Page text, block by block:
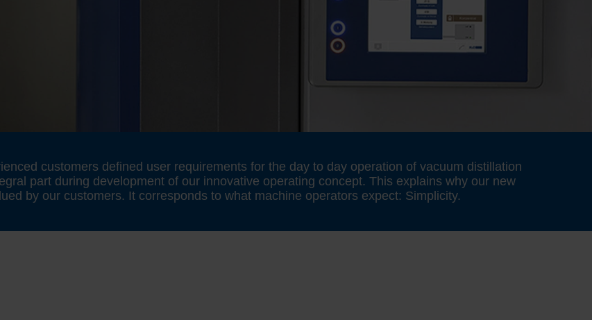
customers defined user requirements for the day to day operation of vacuum distillation
part during development of our innovative operating concept. This explains why our new
by our customers. It corresponds to what machine operators expect: Simplicity.